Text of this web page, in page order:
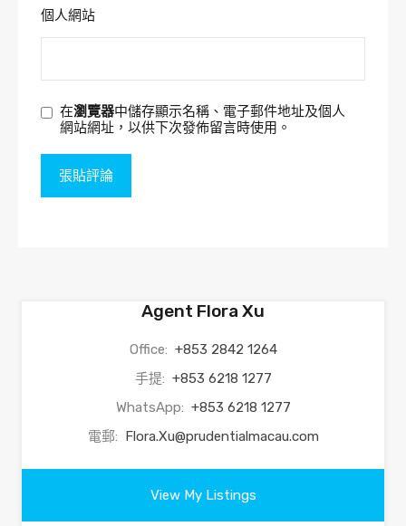
個人網站
在瀏覽器中儲存顯示名稱、電子郵件地址及個人
網站網址，以供下次發佈留言時使用。
Agent Flora Xu
Office: +853 2842 1264
手提: +853 6218 1277
WhatsApp: +853 6218 1277
電郵: Flora.Xu@prudentialmacau.com
View My Listings